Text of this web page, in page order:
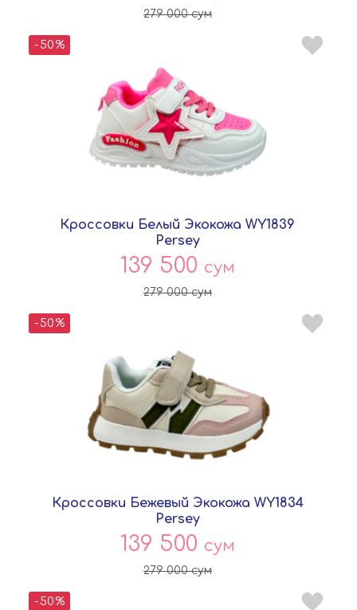
279 000сум
-50%
Кроссовки Белый Экокожа WY1839
Persey
139 500 сум
279 000сум
-50%
Кроссовки Бежевый Экокожа WY1834
Persey
139 500 сум
279 000сум
-50%